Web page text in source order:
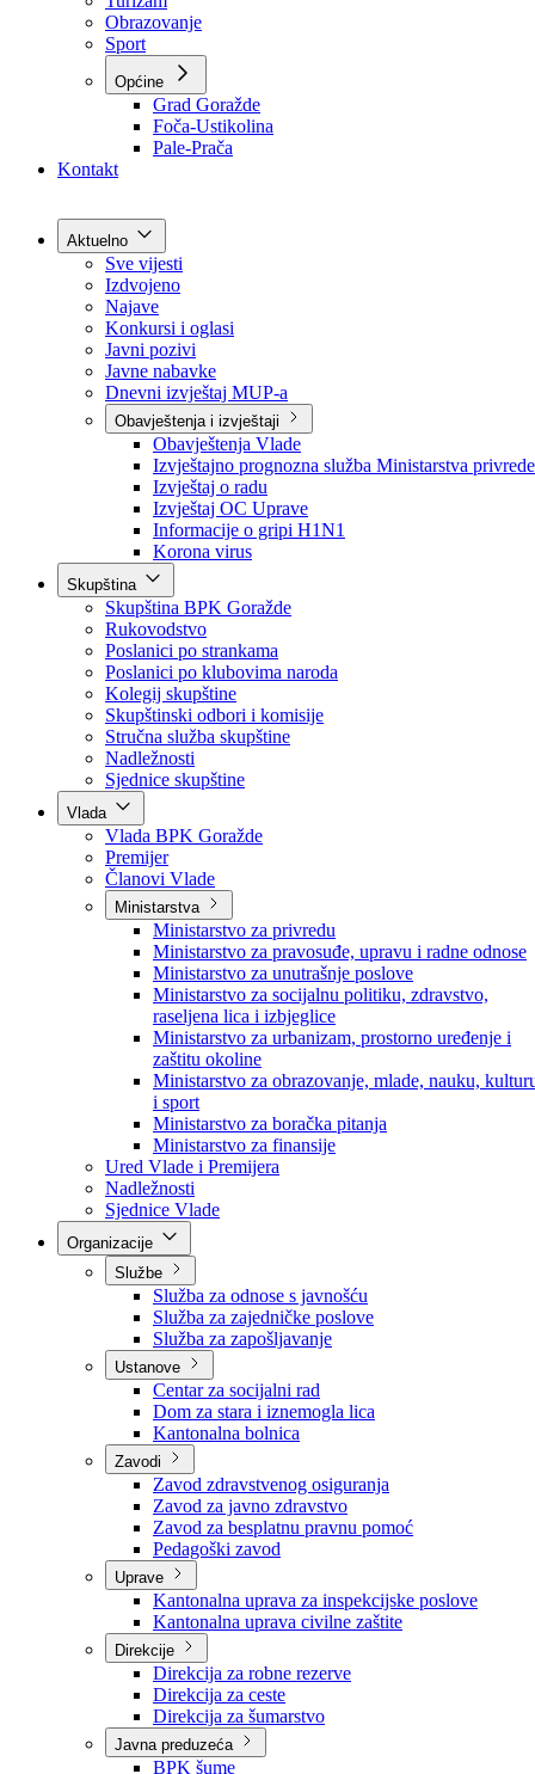
Historija (digitalni muzej)
Privreda
Turizam
Obrazovanje
Sport
Općine
Kontakt
Aktuelno
Sve vijesti
Izdvojeno
Najave
Konkursi i oglasi
Javni pozivi
Javne nabavke
Dnevni izvještaj MUP-a
Obavještenja i izvještaji
Obavještenja Vlade
Izvještajno prognozna služba Ministarstva privrede
Izvještaj o radu
Izvještaj OC Uprave
Informacije o gripi H1N1
Korona virus
Skupština
Skupština BPK Goražde
Rukovodstvo
Poslanici po strankama
Poslanici po klubovima naroda
Kolegij skupštine
Skupštinski odbori i komisije
Stručna služba skupštine
Nadležnosti
Sjednice skupštine
Vlada
Vlada BPK Goražde
Premijer
Članovi Vlade
Ministarstva
Ministarstvo za privredu
Ministarstvo za pravosuđe, upravu i radne odnose
Ministarstvo za unutrašnje poslove
Ministarstvo za socijalnu politiku, zdravstvo,
raseljena lica i izbjeglice
Ministarstvo za urbanizam, prostorno uređenje i
zaštitu okoline
Ministarstvo za obrazovanje, mlade, nauku,
i sport
Ministarstvo za boračka pitanja
Ministarstvo za finansije
Ured Vlade i Premijera
Nadležnosti
Sjednice Vlade
Službe
Služba za odnose s javnošću
Služba za zajedničke poslove
Služba za zapošljavanje
Ustanove
Centar za socijalni rad
Dom za stara i iznemogla lica
Kantonalna bolnica
Zavodi
Zavod zdravstvenog osiguranja
Zavod za javno zdravstvo
Zavod za besplatnu pravnu pomoć
Pedagoški zavod
Uprave
Kantonalna uprava za inspekcijske poslove
Kantonalna uprava civilne zaštite
Direkcije
Direkcija za robne rezerve
Direkcija za ceste